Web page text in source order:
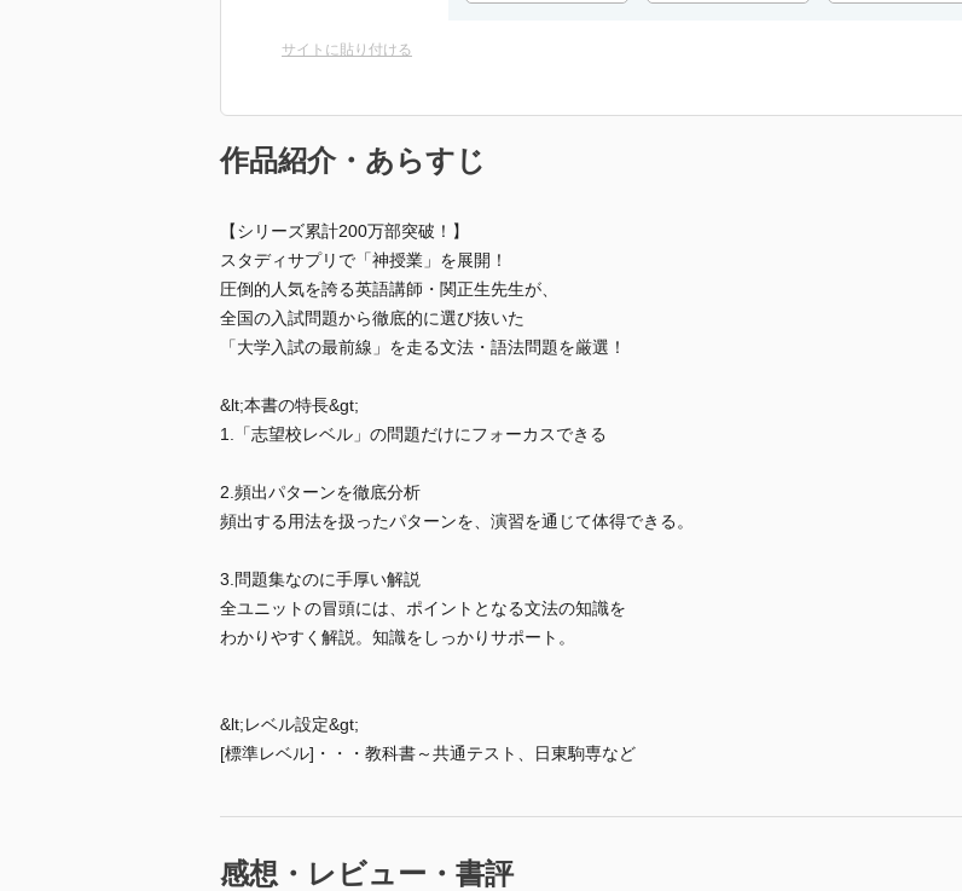
サイトに貼り付ける
作品紹介・あらすじ
【シリーズ累計200万部突破！】
スタディサプリで「神授業」を展開！
圧倒的人気を誇る英語講師・関正生先生が、
全国の入試問題から徹底的に選び抜いた
「大学入試の最前線」を走る文法・語法問題を厳選！
&lt;本書の特長&gt;
1.「志望校レベル」の問題だけにフォーカスできる
2.頻出パターンを徹底分析
頻出する用法を扱ったパターンを、演習を通じて体得できる。
3.問題集なのに手厚い解説
全ユニットの冒頭には、ポイントとなる文法の知識を
わかりやすく解説。知識をしっかりサポート。
&lt;レベル設定&gt;
[標準レベル]・・・教科書～共通テスト、日東駒専など
感想・レビュー・書評